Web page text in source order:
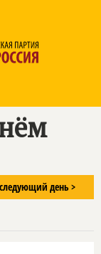
следующий день >